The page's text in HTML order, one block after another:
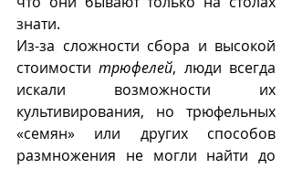
знати.
Из-за сложности сбора и высокой
стоимости трюфелей, люди всегда
искали возможности их
культивирования, но трюфельных
«семян» или других способов
размножения не могли найти до